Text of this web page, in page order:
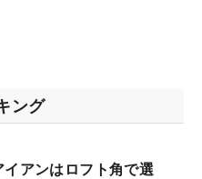
ング
イアンはロフト角で選